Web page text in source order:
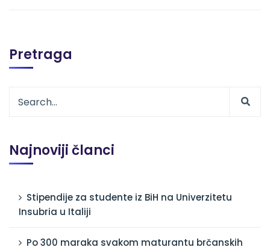
Pretraga
Najnoviji članci
Stipendije za studente iz BiH na Univerzitetu
Insubria u Italiji
Po 300 maraka svakom maturantu brčanskih